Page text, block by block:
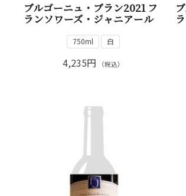
ブルゴーニュ・ブラン2021 フ
ランソワーズ・ジャニアール
750ml 白
4,235円 （税込）